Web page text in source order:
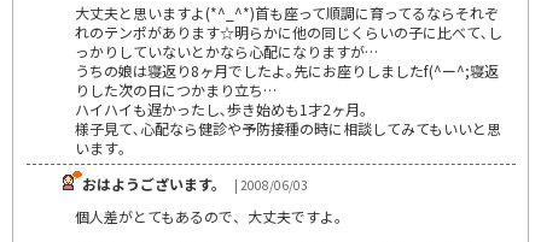
大丈夫と思いますよ(*^_^*)首も座って順調に育ってるならそれぞ
れのテンポがあります☆明らかに他の同じくらいの子に比べて､し
っかりしていないとかなら心配になりますが…
うちの娘は寝返り8ヶ月でしたよ｡先にお座りしましたf(^ー^;寝返
りした次の日につかまり立ち…
ハイハイも遅かったし､歩き始めも1才2ヶ月｡
様子見て､心配なら健診や予防接種の時に相談してみてもいいと思
います｡
おはようございます。
| 2008/06/03
個人差がとてもあるので、大丈夫ですよ。